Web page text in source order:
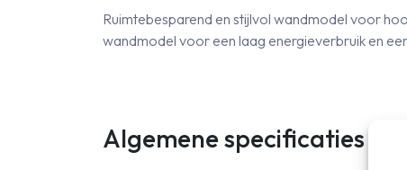
Ruimtebesparend en stijlvol wandmodel voor
wandmodel voor een laag energieverbruik en
Algemene specificaties